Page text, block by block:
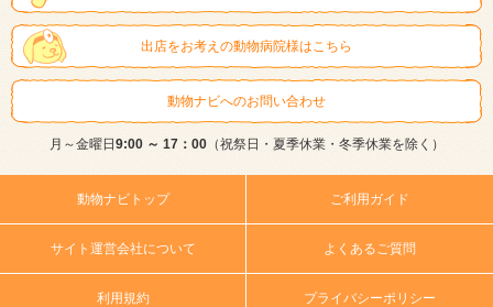
出店をお考えの動物病院様はこちら
動物ナビへのお問い合わせ
月～金曜日9:00 ～ 17：00（祝祭日・夏季休業・冬季休業を除く）
動物ナビトップ ご利用ガイド
サイト運営会社について よくあるご質問
利用規約 プライバシーポリシー